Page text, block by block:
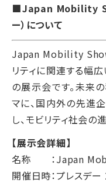
■Japan Mobility
ー）について
Japan Mobility
リティに関連する幅
の展示会です。未来
マに、国内外の先進
し、モビリティ社会の
【展示会詳細】
名称 ：Japan
開催日時：プレスデ